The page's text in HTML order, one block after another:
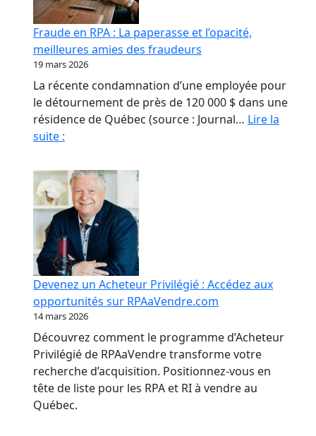
Fraude en RPA : La paperasse et l’opacité,
meilleures amies des fraudeurs
19 mars 2026
La récente condamnation d’une employée pour
le détournement de près de 120 000 $ dans une
résidence de Québec (source : Journal… Lire la
suite :
RPA
:
La
paperasse
et
l’opacité,
meilleures
amies
des
fraudeurs
Devenez un Acheteur Privilégié : Accédez aux
opportunités sur RPAaVendre.com
14 mars 2026
Découvrez comment le programme d’Acheteur
Privilégié de RPAaVendre transforme votre
recherche d’acquisition. Positionnez-vous en
tête de liste pour les RPA et RI à vendre au
Québec.